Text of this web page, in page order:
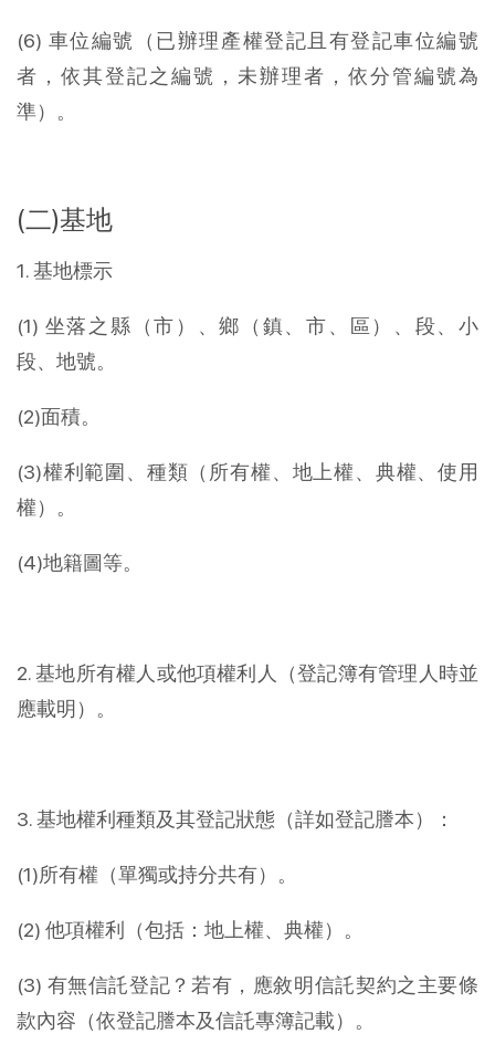
(6) 車位編號（已辦理產權登記且有登記車位編號
者，依其登記之編號，未辦理者，依分管編號為
準）。
(二)基地
1. 基地標示
(1) 坐落之縣（市）、鄉（鎮、市、區）、段、小
段、地號。
(2)面積。
(3)權利範圍、種類（所有權、地上權、典權、使用
權）。
(4)地籍圖等。
2. 基地所有權人或他項權利人（登記簿有管理人時並
應載明）。
3. 基地權利種類及其登記狀態（詳如登記謄本）：
(1)所有權（單獨或持分共有）。
(2) 他項權利（包括：地上權、典權）。
(3) 有無信託登記？若有，應敘明信託契約之主要條
款內容（依登記謄本及信託專簿記載）。